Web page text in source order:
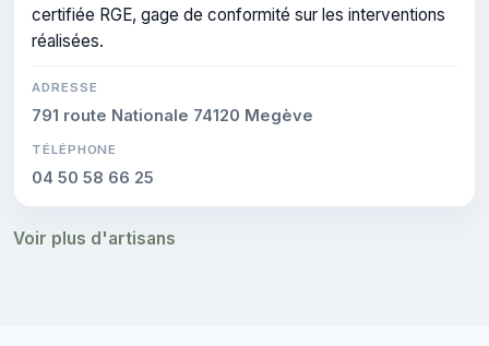
certifiée RGE, gage de conformité sur les interventions
réalisées.
ADRESSE
791 route Nationale 74120 Megève
TÉLÉPHONE
04 50 58 66 25
Voir plus d'artisans